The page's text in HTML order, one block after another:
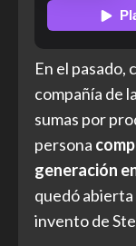
En el pasado,
compañía de
sumas por
persona
generación
quedó
invento de